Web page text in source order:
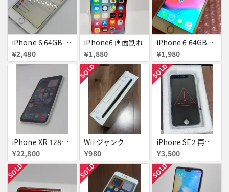
iPhone 6 64GB Softbank
¥2,480
iPhone6 画面割れ
¥1,880
iPhone 6 64GB docomo
¥1,980
iPhone XR 128GB SIMフリー
¥22,800
SOLD
Wii ジャンク
¥980
SOLD
iPhone SE2 再生液晶パネル 黒
¥3,500
SOLD SOLD SOLD